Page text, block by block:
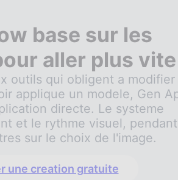
base sur les
aller plus vite
outils qui obligent a modifier
applique un modele, Gen
directe. Le systeme
et le rythme visuel, pendant
sur le choix de l'image.
une creation gratuite